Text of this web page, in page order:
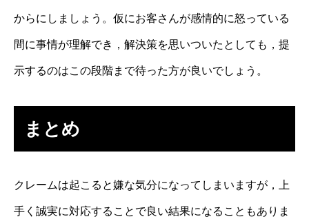
からにしましょう。仮にお客さんが感情的に怒っている
間に事情が理解でき，解決策を思いついたとしても，提
示するのはこの段階まで待った方が良いでしょう。
まとめ
クレームは起こると嫌な気分になってしまいますが，上
手く誠実に対応することで良い結果になることもありま